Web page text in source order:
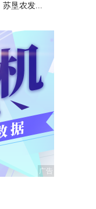
苏垦农发...